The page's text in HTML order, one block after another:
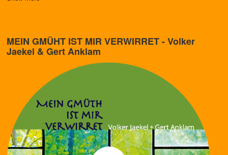
MEIN GMÜHT IST MIR VERWIRRET - Volker
Jaekel & Gert Anklam